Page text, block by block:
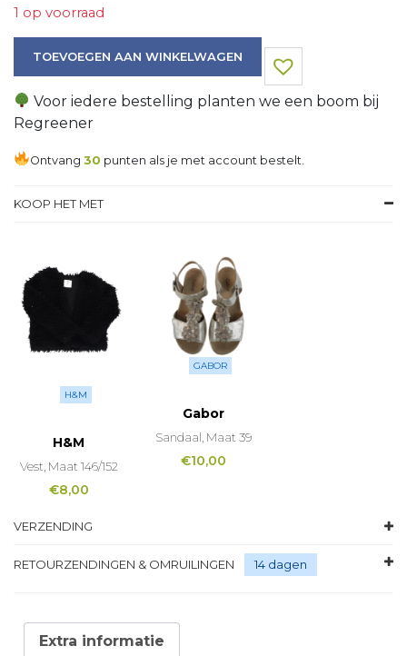
1 op voorraad
TOEVOEGEN AAN WINKELWAGEN
Voor iedere bestelling planten we een boom bij
Regreener
Ontvang30 punten als je met account bestelt.
KOOP HET MET
H&M
H&M
Vest, Maat 146/152
€8,00
GABOR
Gabor
Sandaal, Maat 39
€10,00
VERZENDING
RETOURZENDINGEN & OMRUILINGEN 14 dagen
Extra informatie